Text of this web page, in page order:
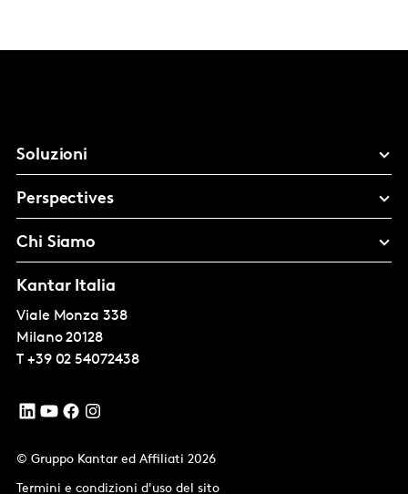
Soluzioni
Perspectives
Chi Siamo
Kantar Italia
Viale Monza 338
Milano 20128
T +39 02 54072438
© Gruppo Kantar ed Affiliati 2026
Termini e condizioni d'uso del sito